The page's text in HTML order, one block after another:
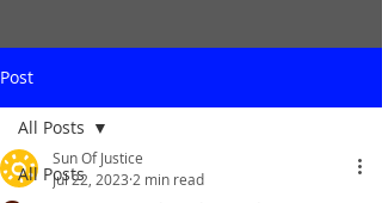
Post
All Posts
All Posts
Sun Of Justice
Jul 22, 2023 2 min read